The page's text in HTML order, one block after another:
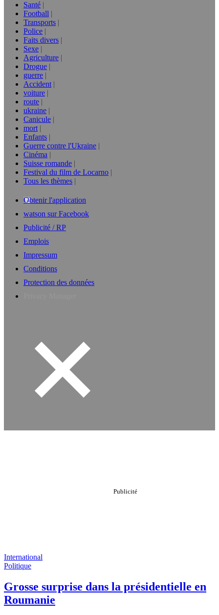
Santé
Football
Transports
Police
Faits divers
Sexe
Agriculture
Drogue
guerre
Accident
voiture
route
ukraine
Canicule
mort
Enfants
Guerre contre l'Ukraine
Cinéma
Suisse romande
Festival du film de Locarno
Tous les thèmes
Obtenir l'application
watson sur Facebook
Publicité / RP
Emplois
Impressum
Conditions
Protection des données
International
Politique
Grosse surprise dans la présidentielle en
Roumanie